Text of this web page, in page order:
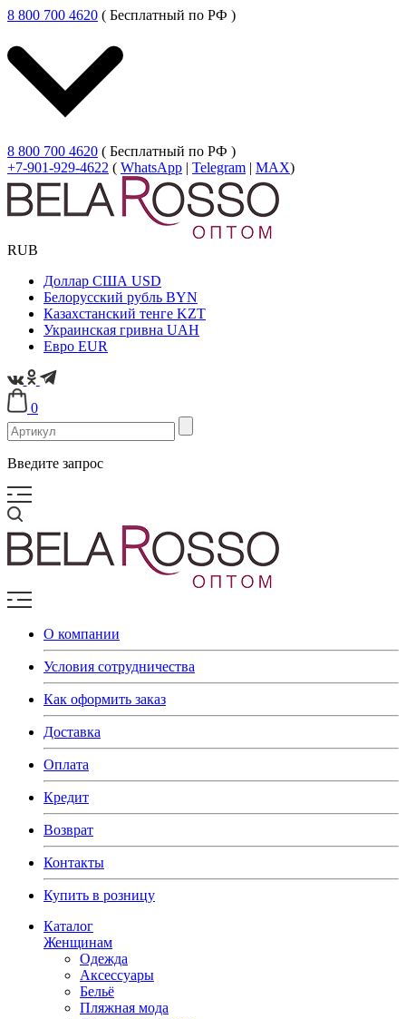
8 800 700 4620 ( Бесплатный по РФ )
8 800 700 4620 ( Бесплатный по РФ )
+7-901-929-4622 ( WhatsApp | Telegram | MAX)
RUB
Доллар США USD
Белорусский рубль BYN
Казахстанский тенге KZT
Украинская гривна UAH
Евро EUR
0
Введите запрос
О компании
Условия сотрудничества
Как оформить заказ
Доставка
Оплата
Кредит
Возврат
Контакты
Купить в розницу
Каталог
Женщинам
Одежда
Аксессуары
Бельё
Пляжная мода